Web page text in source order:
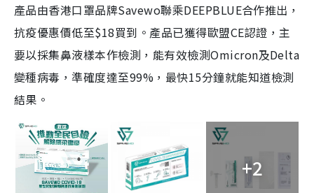
產品由香港口罩品牌Savewo聯乘DEEPBLUE合作推出，
抗疫優惠價低至$18買到。產品已獲得歐盟CE認證，主
要以採集鼻液樣本作檢測，能有效檢測Omicron及Delta
變種病毒，準確度達至99%，最快15分鐘就能知道檢測
結果。
+2